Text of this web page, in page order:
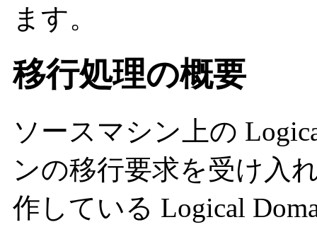
ます。
移行処理の概要
ソースマシン上の
ンの移行要求を受け入
作している Logical